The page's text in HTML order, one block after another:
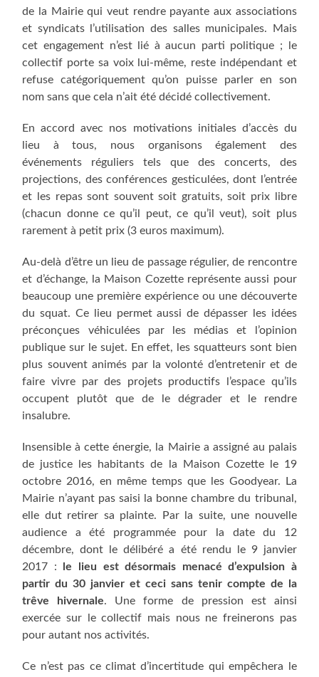
de la Mairie qui veut rendre payante aux associations
et syndicats l’utilisation des salles municipales. Mais
cet engagement n’est lié à aucun parti politique ; le
collectif porte sa voix lui-même, reste indépendant et
refuse catégoriquement qu’on puisse parler en son
nom sans que cela n’ait été décidé collectivement.
En accord avec nos motivations initiales d’accès du
lieu à tous, nous organisons également des
événements réguliers tels que des concerts, des
projections, des conférences gesticulées, dont l’entrée
et les repas sont souvent soit gratuits, soit prix libre
(chacun donne ce qu’il peut, ce qu’il veut), soit plus
rarement à petit prix (3 euros maximum).
Au-delà d’être un lieu de passage régulier, de rencontre
et d’échange, la Maison Cozette représente aussi pour
beaucoup une première expérience ou une découverte
du squat. Ce lieu permet aussi de dépasser les idées
préconçues véhiculées par les médias et l’opinion
publique sur le sujet. En effet, les squatteurs sont bien
plus souvent animés par la volonté d’entretenir et de
faire vivre par des projets productifs l’espace qu’ils
occupent plutôt que de le dégrader et le rendre
insalubre.
Insensible à cette énergie, la Mairie a assigné au palais
de justice les habitants de la Maison Cozette le 19
octobre 2016, en même temps que les Goodyear. La
Mairie n’ayant pas saisi la bonne chambre du tribunal,
elle dut retirer sa plainte. Par la suite, une nouvelle
audience a été programmée pour la date du 12
décembre, dont le délibéré a été rendu le 9 janvier
2017 :
le lieu est désormais menacé d’expulsion à
partir du 30 janvier et ceci sans tenir compte de la
trêve hivernale. Une forme de pression est ainsi
exercée sur le collectif mais nous ne freinerons pas
pour autant nos activités.
Ce n’est pas ce climat d’incertitude qui empêchera le